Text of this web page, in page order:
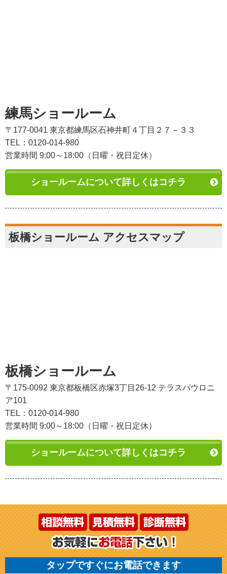
練馬ショールーム
〒177-0041 東京都練馬区石神井町４丁目２７－３３
TEL：0120-014-980
営業時間 9:00～18:00（日曜・祝日定休）
ショールームについて詳しくはコチラ
板橋ショールーム アクセスマップ
板橋ショールーム
〒175-0092 東京都板橋区赤塚3丁目26-12 テラスパウロニ
ア101
TEL：0120-014-980
営業時間 9:00～18:00（日曜・祝日定休）
ショールームについて詳しくはコチラ
タップですぐにお電話できます